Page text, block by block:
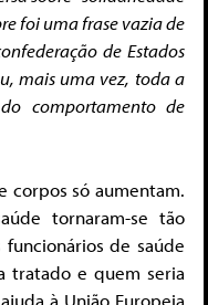
foi uma frase vazia de
de Estados
mais uma vez, toda a
comportamento de
corpos só aumentam.
tornaram-se tão
de saúde
tratado e quem seria
à União Europeia